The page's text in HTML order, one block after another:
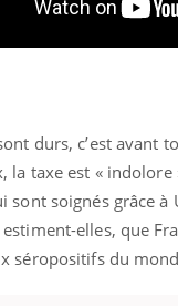
durs, c’est avant
la taxe est « indolore
sont soignés grâce
elles, que
séropositifs du